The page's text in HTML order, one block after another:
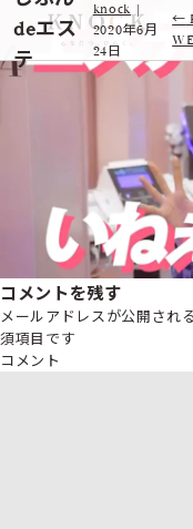
deエス
テ
knock |
2020年6月
24日
←
コメントを残す
メールアドレスが公開され
須項目です
コメント